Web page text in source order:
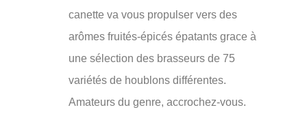
canette va vous propulser vers des
arômes fruités-épicés épatants grace à
une sélection des brasseurs de 75
variétés de houblons différentes.
Amateurs du genre, accrochez-vous.